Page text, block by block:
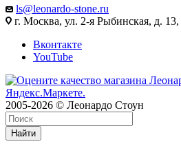
ls@leonardo-stone.ru
г. Москва, ул. 2-я Рыбинская, д.
Вконтакте
YouTube
2005-2026 © Леонардо Стоун
Найти